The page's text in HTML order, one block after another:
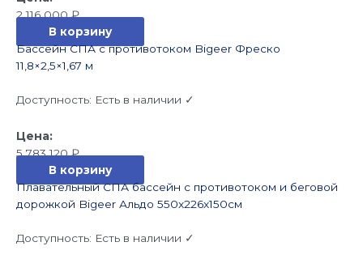
2 116 000₽
В корзину
Бассейн СПА с противотоком Bigeer Фреско
11,8×2,5×1,67 м
Доступность: Есть в наличии ✓
5 783 120₽
В корзину
Плавательный СПА бассейн с противотоком и беговой
дорожкой Bigeer Альдо 550x226x150см
Доступность: Есть в наличии ✓